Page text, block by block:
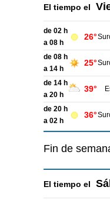
El tiempo el
de 02 h
a 08 h
26°
de 08 h
a 14 h
25°
de 14 h
a 20 h
39°
de 20 h
a 02 h
36°
Fin de
El tiempo el